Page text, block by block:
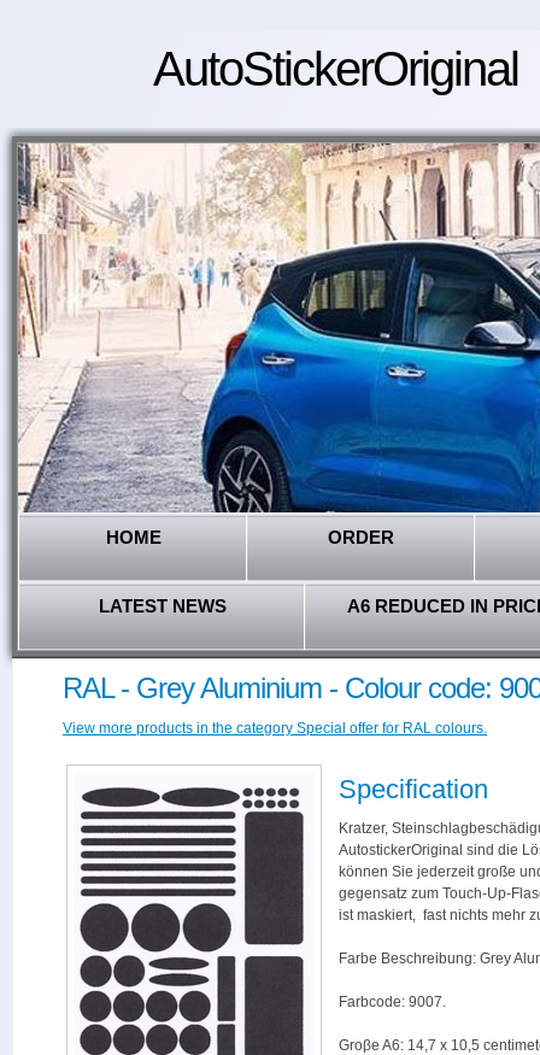
AutoStickerOriginal
HOME ORDER
LATEST NEWS A6 REDUCED IN
RAL - Grey Aluminium - Colour code:
View more products in the category Special offer for RAL colours.
Specification
Kratzer,
AutostickerOriginal sind die
können Sie jederzeit große
gegensatz zum Touch-Up-
ist maskiert, fast nichts mehr
Farbe Beschreibung: Grey
Farbcode: 9007.
Groβe A6: 14,7 x 10,5